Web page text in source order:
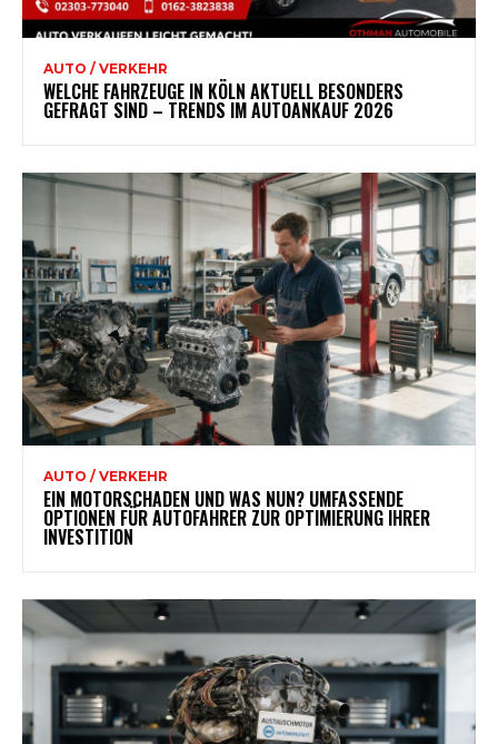
AUTO / VERKEHR
WELCHE FAHRZEUGE IN KÖLN AKTUELL BESONDERS
GEFRAGT SIND – TRENDS IM AUTOANKAUF 2026
AUTO / VERKEHR
EIN MOTORSCHADEN UND WAS NUN? UMFASSENDE
OPTIONEN FÜR AUTOFAHRER ZUR OPTIMIERUNG IHRER
INVESTITION